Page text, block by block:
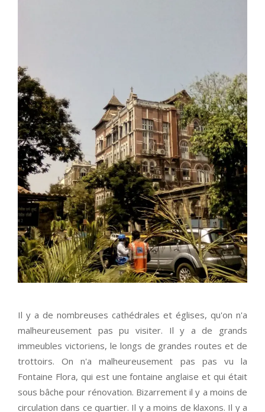
Il y a de nombreuses cathédrales et églises, qu'on n'a
malheureusement pas pu visiter. Il y a de grands
immeubles victoriens, le longs de grandes routes et de
trottoirs. On n'a malheureusement pas pas vu la
Fontaine Flora, qui est une fontaine anglaise et qui était
sous bâche pour rénovation. Bizarrement il y a moins de
circulation dans ce quartier. Il y a moins de klaxons. Il y a